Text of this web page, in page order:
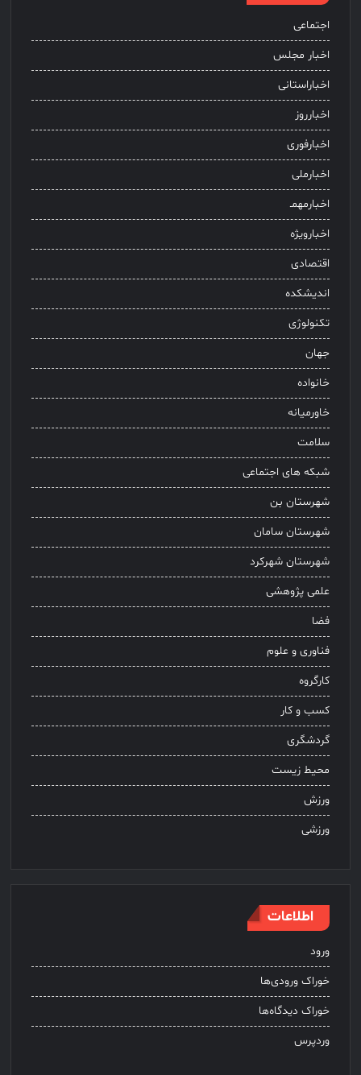
اجتماعی
اخبار مجلس
اخباراستانی
اخبارروز
اخبارفوری
اخبارملی
اخبارمهمـ
اخبارویژه
اقتصادی
اندیشکده
تکنولوژی
جهان
خانواده
خاورمیانه
سلامت
شبکه های اجتماعی
شهرستان بن
شهرستان سامان
شهرستان شهرکرد
علمی پژوهشی
فضا
فناوری و علوم
کارگروه
کسب و کار
گردشگری
محیط زیست
ورزش
ورزشی
اطلاعات
ورود
خوراک ورودی‌ها
خوراک دیدگاه‌ها
وردپرس